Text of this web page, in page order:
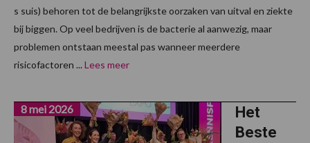
s suis) behoren tot de belangrijkste oorzaken van uitval en ziekte
bij biggen. Op veel bedrijven is de bacterie al aanwezig, maar
problemen ontstaan meestal pas wanneer meerdere
risicofactoren ... Lees meer
Het
Beste
8 mei 2026